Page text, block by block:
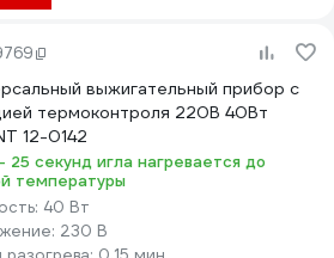
выжигательный прибор с
термоконтроля 220В 40Вт
12-0142
25 секунд игла нагревается до
температуры
40 Вт
230 В